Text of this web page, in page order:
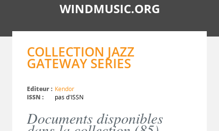
WINDMUSIC.ORG
COLLECTION JAZZ
GATEWAY SERIES
Editeur : Kendor
ISSN :
pas d'ISSN
Documents disponibles